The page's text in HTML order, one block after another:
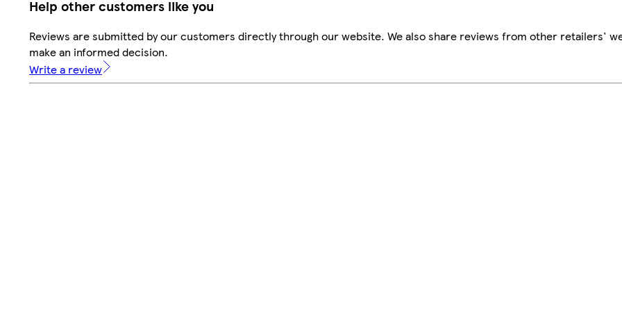
Help other customers like you
Reviews are submitted by our customers directly through our website. We also share reviews from other retailers'
make an informed decision.
Write a review